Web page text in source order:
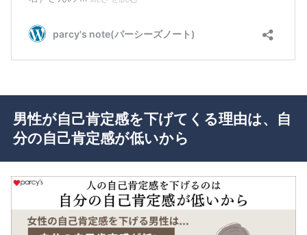
男性が自己肯定感を下げてくる理由は、自
分の自己肯定感が低いから